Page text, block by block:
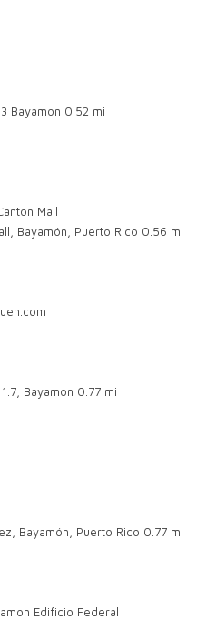
Bayamon 0.52 mi
Mall
Bayamón, Puerto Rico 0.56 mi
Bayamon 0.77 mi
Bayamón, Puerto Rico 0.77 mi
Edificio Federal